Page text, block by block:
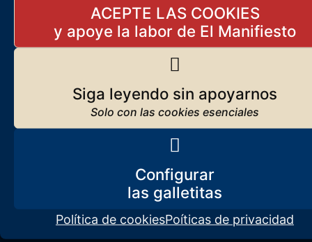
ACEPTE LAS COOKIES
Siga leyendo sin apoyarnos
Configurar
Política de cookiesPoíticas de privacidad